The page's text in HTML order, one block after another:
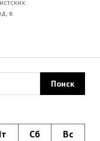
в
Сб Вс